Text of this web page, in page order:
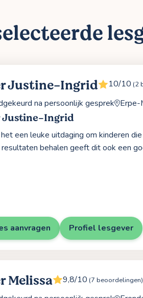
Justine-Ingrid 10/10 (2
na persoonlijk gesprek Erpe-
Justine-Ingrid
een leuke uitdaging om kinderen
behalen geeft dit ook een
aanvragen Profiel lesgever
Melissa 9,8/10 (7 beoordelingen)